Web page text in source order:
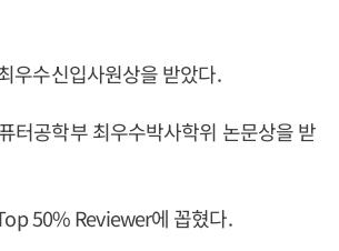
우수신입사원상을 받았다.
터공학부 최우수박사학위 논문상을 받
50% Reviewer에 꼽혔다.